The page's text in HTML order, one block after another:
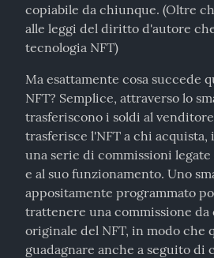
copiabile da chiunque. (Oltre
alle leggi del diritto d'autore
tecnologia NFT)
Ma esattamente cosa succede
NFT? Semplice, attraverso lo
trasferiscono i soldi al
trasferisce l'NFT a chi
una serie di commissioni
e al suo funzionamento. Uno
appositamente programmato
trattenere una commissione da
originale del NFT, in modo che
guadagnare anche a seguito di